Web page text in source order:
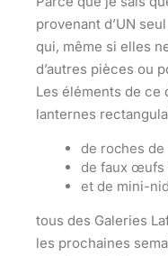
provenant d’UN
qui, même si elles
d’autres pièces ou
Les éléments de ce
lanternes
de roches de
de faux œufs
et de mini-
tous des Galeries
les prochaines